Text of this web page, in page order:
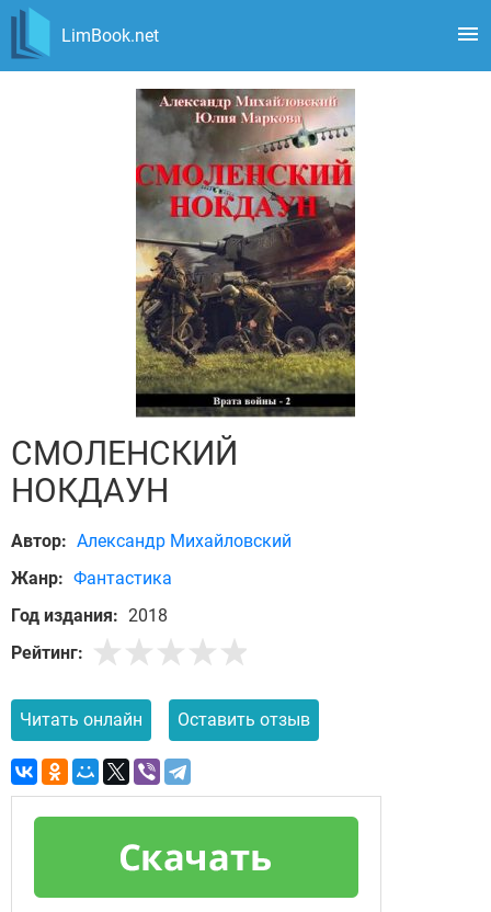
LimBook.net
СМОЛЕНСКИЙ
НОКДАУН
Автор: Александр Михайловский
Жанр: Фантастика
Год издания: 2018
Рейтинг:
Читать онлайн Оставить отзыв